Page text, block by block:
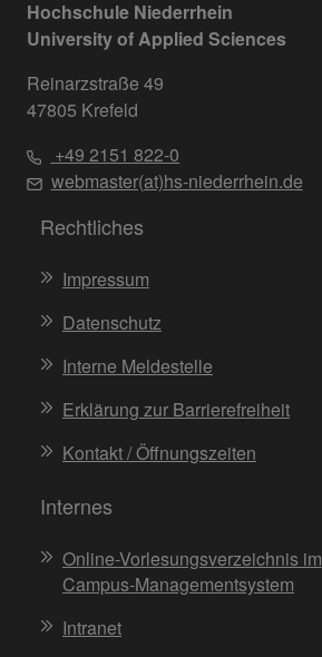
Hochschule Niederrhein
University of Applied Sciences
Reinarzstraße 49
47805 Krefeld
+49 2151 822-0
webmaster(at)hs-niederrhein.de
Rechtliches
Impressum
Datenschutz
Interne Meldestelle
Erklärung zur Barrierefreiheit
Kontakt / Öffnungszeiten
Internes
Online-Vorlesungsverzeichnis im
Campus-Managementsystem
Intranet